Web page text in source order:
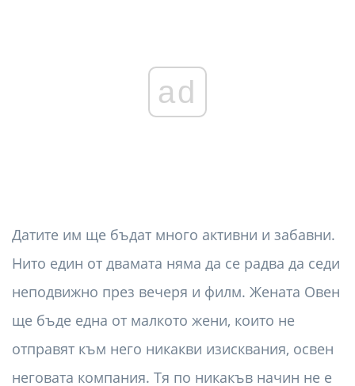
ad
Датите им ще бъдат много активни и забавни.
Нито един от двамата няма да се радва да седи
неподвижно през вечеря и филм. Жената Овен
ще бъде една от малкото жени, които не
отправят към него никакви изисквания, освен
неговата компания. Тя по никакъв начин не е